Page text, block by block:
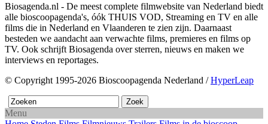
Biosagenda.nl - De meest complete filmwebsite van Nederland biedt
alle bioscoopagenda's, óók THUIS VOD, Streaming en TV en alle
films die in Nederland en Vlaanderen te zien zijn. Daarnaast
besteden we aandacht aan verwachte films, premieres en films op
TV. Ook schrijft Biosagenda over sterren, nieuws en maken we
interviews en reportages.
© Copyright 1995-2026 Bioscoopagenda Nederland /HyperLeap
Menu